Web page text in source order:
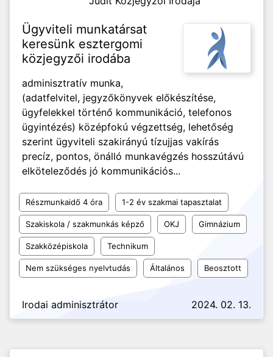
Ügyviteli munkatársat
keresünk esztergomi
közjegyzői irodába
adminisztratív munka,
(adatfelvitel, jegyzőkönyvek előkészítése,
ügyfelekkel történő kommunikáció, telefonos
ügyintézés) középfokú végzettség, lehetőség
szerint ügyviteli szakirányú tízujjas vakírás
precíz, pontos, önálló munkavégzés hosszútávú
elköteleződés jó kommunikációs...
Részmunkaidő 4 óra 1-2 év szakmai tapasztalat
Szakiskola / szakmunkás képző OKJ Gimnázium
Szakközépiskola Technikum
Nem szükséges nyelvtudás Általános Beosztott
Irodai adminisztrátor 2024. 02. 13.